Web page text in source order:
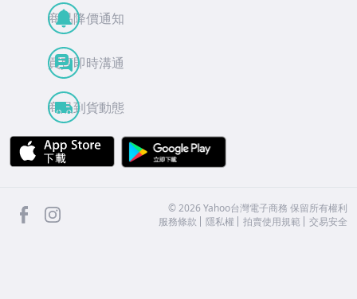
商品降價通知
買賣即時溝通
商品到貨動態
APP Store
facebook ©2026 Yahoo台灣電子商務 保留所有權利
服務條款
隱私權 拍賣使用規範 交易安全